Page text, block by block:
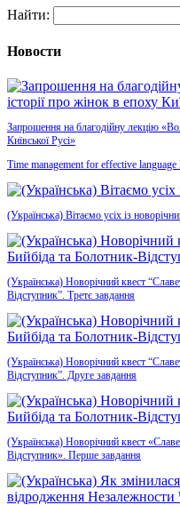
Найти:
Новости
Запрошення на благодійну лекцію
Київської Русі»
Time management for effective language
(Українська) Вітаємо усіх із
(Українська) Новорічний квест
Відступник”. Третє завдання
(Українська) Новорічний квест
Відступник”. Друге завдання
(Українська) Новорічний квест
Відступник». Перше завдання